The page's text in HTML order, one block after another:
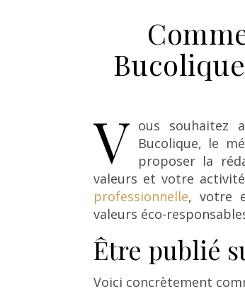
V ous souhaitez
Bucolique, le
proposer la
valeurs et votre
professionnelle, votre
valeurs éco-
Être publié
Voici concrètement